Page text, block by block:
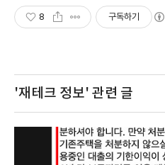
8 구독하기
'재테크 정보' 관련 글